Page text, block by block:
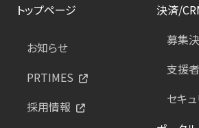
トップページ
お知らせ
PRTIMES
採用情報
決済/
募集
支援
セキュ